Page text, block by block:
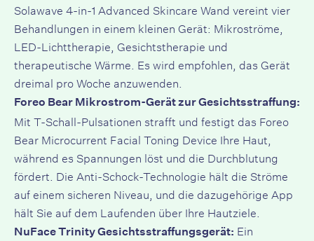
Solawave 4-in-1 Advanced Skincare Wand vereint vier
Behandlungen in einem kleinen Gerät: Mikroströme,
LED-Lichttherapie, Gesichtstherapie und
therapeutische Wärme. Es wird empfohlen, das Gerät
dreimal pro Woche anzuwenden.
Foreo Bear Mikrostrom-Gerät zur Gesichtsstraffung:
Mit T-Schall-Pulsationen strafft und festigt das Foreo
Bear Microcurrent Facial Toning Device Ihre Haut,
während es Spannungen löst und die Durchblutung
fördert. Die Anti-Schock-Technologie hält die Ströme
auf einem sicheren Niveau, und die dazugehörige App
hält Sie auf dem Laufenden über Ihre Hautziele.
NuFace Trinity Gesichtsstraffungsgerät: Ein